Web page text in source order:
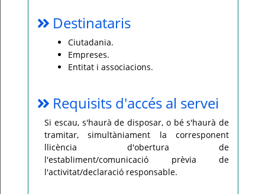
Destinataris
Ciutadania.
Empreses.
Entitat i associacions.
Requisits d'accés al servei
Si escau, s'haurà de disposar, o bé s'haurà de
tramitar, simultàniament la corresponent
llicència d'obertura de
l'establiment/comunicació prèvia de
l'activitat/declaració responsable.